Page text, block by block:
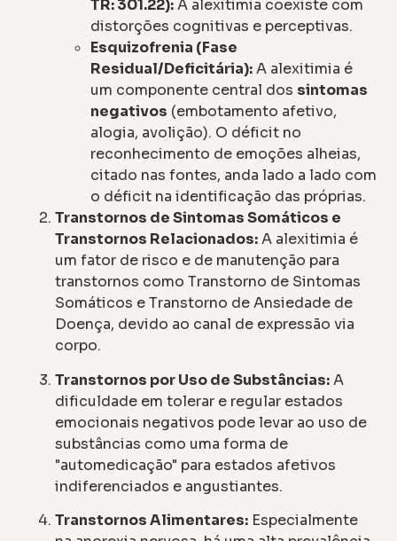
TR: 301.22):A alexitimia coexiste com
distorções cognitivas e perceptivas.
Esquizofrenia (Fase
Residual/Deficitária):A alexitimia é
um componente central dos sintomas
negativos (embotamento afetivo,
alogia, avolição). O déficit no
reconhecimento de emoções alheias,
citado nas fontes, anda lado a lado com
o déficit na identificação das próprias.
Transtornos de Sintomas Somáticos e
Transtornos Relacionados:A alexitimia é
um fator de risco e de manutenção para
transtornos como Transtorno de Sintomas
Somáticos e Transtorno de Ansiedade de
Doença, devido ao canal de expressão via
corpo.
Transtornos por Uso de Substâncias:A
dificuldade em tolerar e regular estados
emocionais negativos pode levar ao uso de
substâncias como uma forma de
"automedicação" para estados afetivos
indiferenciados e angustiantes.
Transtornos Alimentares: Especialmente